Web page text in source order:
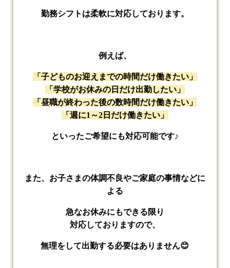
勤務シフトは​柔軟に​対応しております。
例えば、
「子どもの​お迎えまでの​時間だけ​働きたい」
「学校が​お休みの​日だけ​出勤したい」
「昼職が​終わった​後の​数時間だけ​働きたい」
「週に​1～2日だけ​働きたい」
と​いった​ご希望にも​対応可能です♪
また、​お子さまの​体調不良や​ご家庭の​事情などに​
よる
急な​お休みにも​できる​限り​
対応しておりますので、
無理を​して​出勤する​必要は​ありません😊